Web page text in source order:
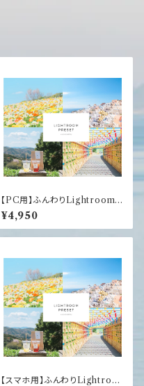
【PC用】ふんわりLightroomプ
リセット4つセット
¥4,950
【スマホ用】ふんわりLightroo